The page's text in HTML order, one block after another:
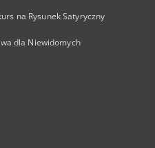
na Rysunek Satyryczny
dla Niewidomych